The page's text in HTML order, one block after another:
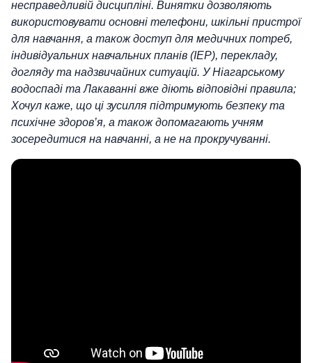
несправедливій дисципліні. Винятки дозволяють
використовувати основні телефони, шкільні пристрої
для навчання, а також доступ для медичних потреб,
індивідуальних навчальних планів (IEP), перекладу,
догляду та надзвичайних ситуацій. У Ніагарському
водоспаді та Лакаванні вже діють відповідні правила;
Хочул каже, що ці зусилля підтримують безпеку та
психічне здоров’я, а також допомагають учням
зосередитися на навчанні, а не на прокручуванні.